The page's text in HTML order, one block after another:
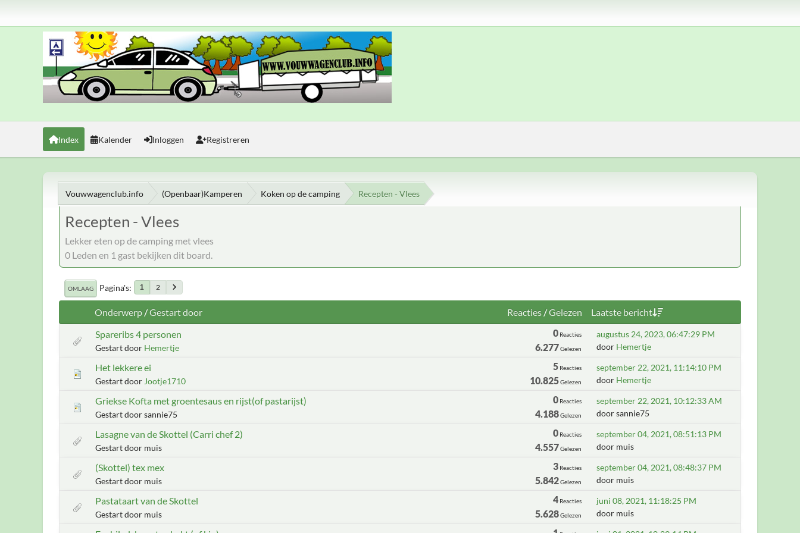
Index Kalender Inloggen Registreren
Vouwwagenclub.info (Openbaar)Kamperen Koken op de camping Recepten - Vlees
Recepten - Vlees
Lekker eten op de camping met vlees
0 Leden en 1 gast bekijken dit board.
OMLAAG Pagina's 1 2
Onderwerp/Gestart door Reacties/Gelezen
Laatste bericht
Spareribs 4 personen
Gestart door Hemertje
0 Reacties
6.277Gelezen
augustus 24, 2023, 06:47:29 PM
door Hemertje
Het lekkere ei
Gestart door Jootje1710
5 Reacties
10.825Gelezen
september 22, 2021, 11:14:10 PM
door Hemertje
Griekse Kofta met groentesaus en rijst(of pastarijst)
Gestart door sannie75
0 Reacties
4.188Gelezen
september 22, 2021, 10:12:33 AM
door sannie75
Lasagne van de Skottel (Carri chef 2)
Gestart door muis
0 Reacties
4.557Gelezen
september 04, 2021, 08:51:13 PM
door muis
(Skottel) tex mex
Gestart door muis
3 Reacties
5.842Gelezen
september 04, 2021, 08:48:37 PM
door muis
Pastataart van de Skottel
Gestart door muis
4 Reacties
5.628Gelezen
juni 08, 2021, 11:18:25 PM
door muis